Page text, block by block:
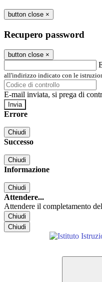
button close ×
Recupero password
button close ×
all'indirizzo indicato con le
E-mail inviata, si prega di
Errore
Chiudi
Successo
Chiudi
Informazione
Chiudi
Attendere...
Attendere il completamento
Chiudi
Chiudi